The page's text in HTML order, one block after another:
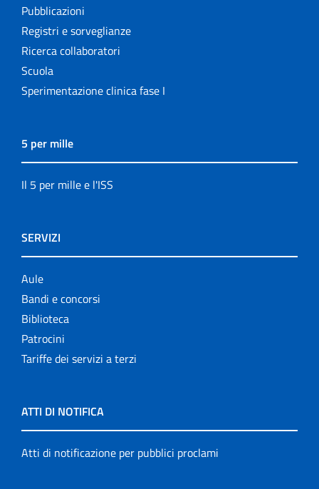
Pubblicazioni
Registri e sorveglianze
Ricerca collaboratori
Scuola
Sperimentazione clinica fase I
5 per mille
Il 5 per mille e l'ISS
SERVIZI
Aule
Bandi e concorsi
Biblioteca
Patrocini
Tariffe dei servizi a terzi
ATTI DI NOTIFICA
Atti di notificazione per pubblici proclami